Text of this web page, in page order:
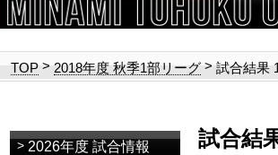
TOP> 2018年度 秋季1部リーグ> 試合結果
試合結
2026年度 試合情報